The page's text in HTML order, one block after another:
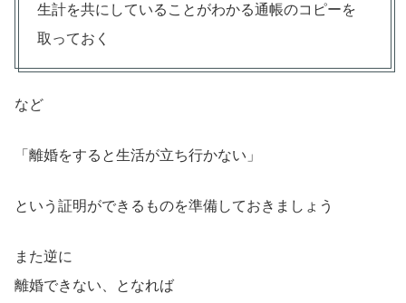
生計を共にしていることがわかる通帳のコピーを
取っておく
など
「離婚をすると生活が立ち行かない」
という証明ができるものを準備しておきましょう
また逆に
離婚できない、となれば